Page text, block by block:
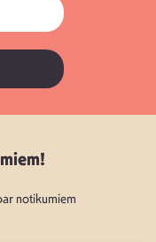
notikumiem